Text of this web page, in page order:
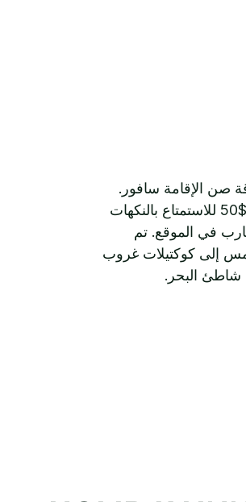
صن الإقامة سافور.
استمتع برصيد يومي لتناول الطعام بقيمة $50 للاستمتاع بالنكهات
في الموقع. تم
إلى كوكتيلات غروب
البحر.